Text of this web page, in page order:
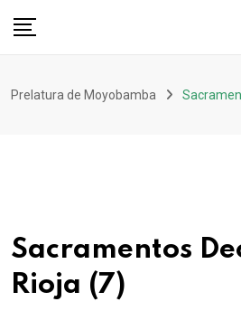
Prelatura de Moyobamba
Sacramentos
Rioja (7)